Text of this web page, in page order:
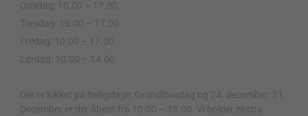
Onsdag: 10.00 – 17.00
Torsdag: 10.00 – 17.00
Fredag: 10.00 – 17.00
Lørdag: 10.00 – 14.00
Der er lukket på helligdage, Grundlovsdag og 24. december. 31.
December er der åbent fra 10.00 – 13.00. Vi holder ekstra